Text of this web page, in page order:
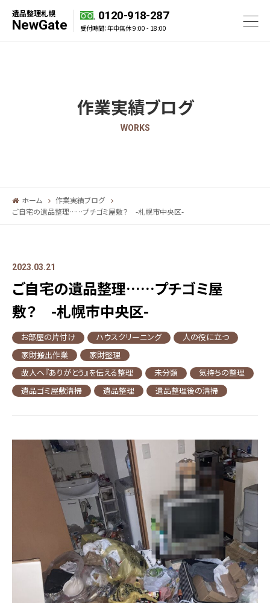
遺品整理札幌
NewGate
0120-918-287
受付時間：年中無休 9:00 - 18:00
作業実績ブログ
WORKS
ホーム
作業実績ブログ
ご自宅の遺品整理……プチゴミ屋敷？ -札幌市中央区-
2023.03.21
ご自宅の遺品整理……プチゴミ屋
敷？ -札幌市中央区-
お部屋の片付け ハウスクリーニング
人の役に立つ
家財搬出作業
家財整理
故人へ『ありがとう』を伝える整理
未分類
気持ちの整理
遺品ゴミ屋敷清掃
遺品整理 遺品整理後の清掃